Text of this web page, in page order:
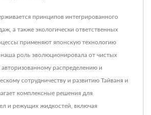
принципов интегрированного
а также экологически ответственных
применяют японскую технологию
роль эволюционировала от чистых
распределению и
сотрудничеству и развитию Тайваня и
комплексные решения для
и режущих жидкостей, включая